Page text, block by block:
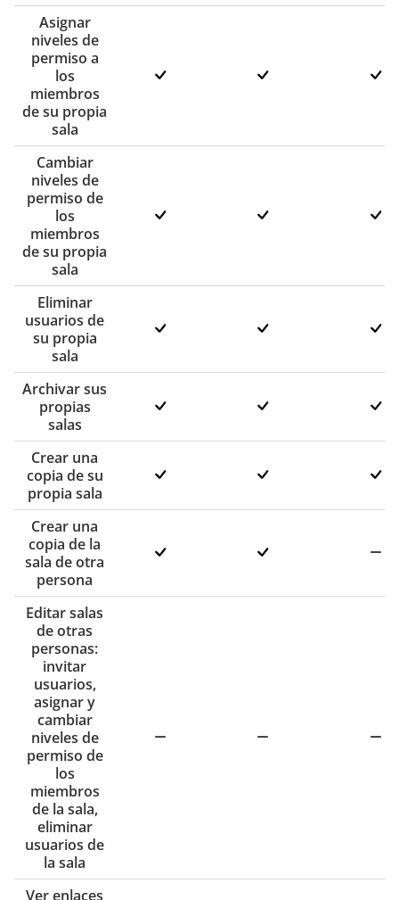
Asignar
niveles de
permiso a
los
miembros
de su propia
sala
Cambiar
niveles de
permiso de
los
miembros
de su propia
sala
Eliminar
usuarios de
su propia
sala
Archivar sus
propias
salas
Crear una
copia de su
propia sala
Crear una
copia de la
sala de otra
persona
Editar salas
de otras
personas:
invitar
usuarios,
asignar y
cambiar
niveles de
permiso de
los
miembros
de la sala,
eliminar
usuarios de
la sala
Ver enlaces